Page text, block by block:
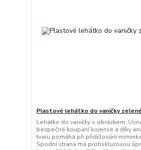
Plastové lehátko do vaničky
Lehátko do vaničky s obrázkem.
bezpečné koupání kojence a díky
tvaru pomáhá při přidržování
Spodní strana má protiskluzovou